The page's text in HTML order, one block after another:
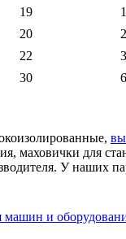
19
20
22
30
маховички для
У наших